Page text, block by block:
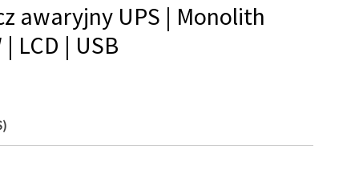
awaryjny UPS | Monolith
LCD | USB